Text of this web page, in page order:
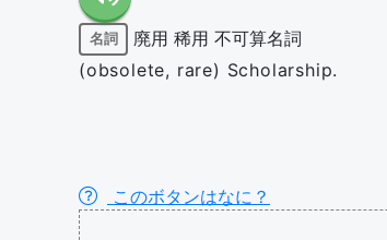
名詞 廃用 稀用 不可算名詞
(obsolete, rare) Scholarship.
このボタンはなに？